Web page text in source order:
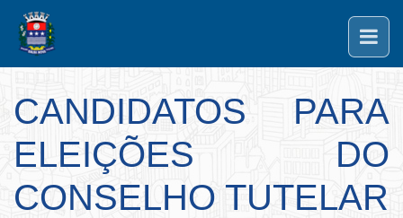
CANDIDATOS PARA
ELEIÇÕES DO
CONSELHO TUTELAR